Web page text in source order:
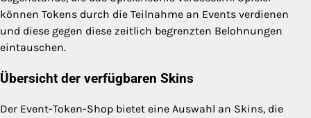
können Tokens durch die Teilnahme an Events verdienen
und diese gegen diese zeitlich begrenzten Belohnungen
eintauschen.
Übersicht der verfügbaren Skins
Der Event-Token-Shop bietet eine Auswahl an Skins, die